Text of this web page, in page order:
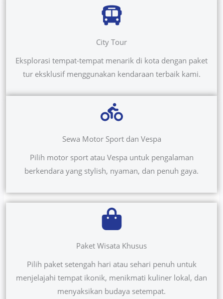
City Tour
Eksplorasi tempat-tempat menarik di kota dengan paket
tur eksklusif menggunakan kendaraan terbaik kami.
Sewa Motor Sport dan Vespa
Pilih motor sport atau Vespa untuk pengalaman
berkendara yang stylish, nyaman, dan penuh gaya.
Paket Wisata Khusus
Pilih paket setengah hari atau sehari penuh untuk
menjelajahi tempat ikonik, menikmati kuliner lokal, dan
menyaksikan budaya setempat.